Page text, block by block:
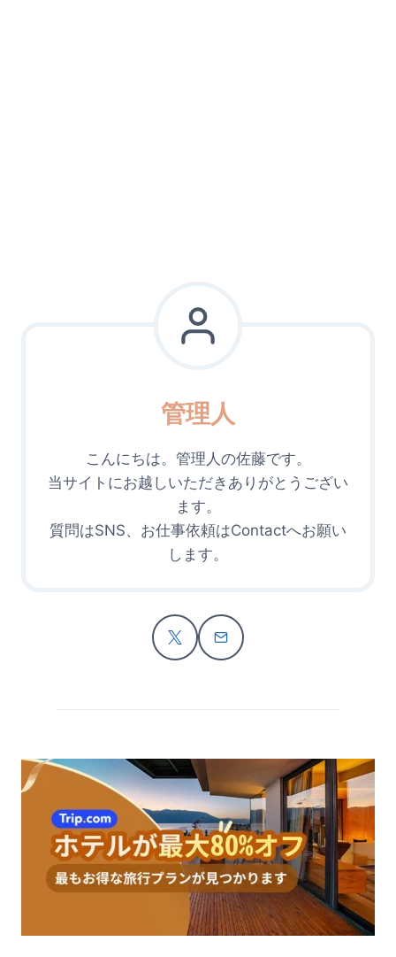
管理人
こんにちは。管理人の佐藤です。
当サイトにお越しいただきありがとうござい
ます。
質問はSNS、お仕事依頼はContactへお願い
します。